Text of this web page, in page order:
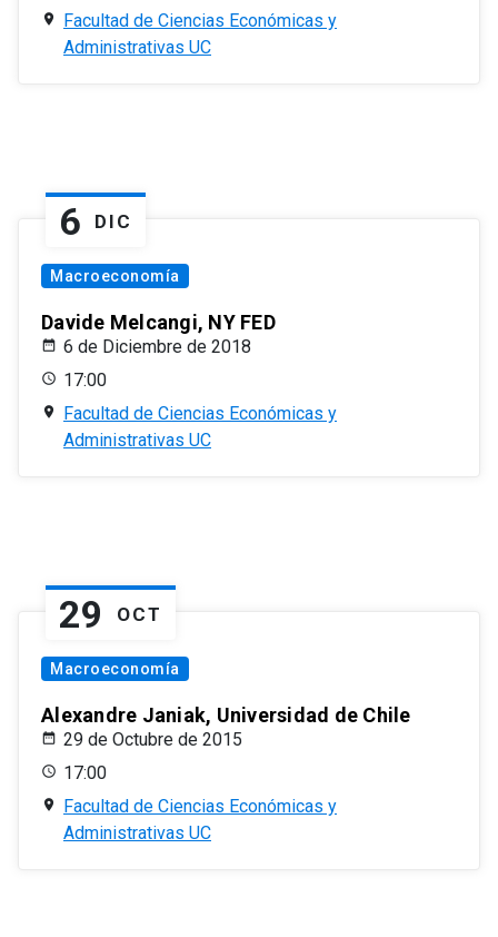
Facultad de Ciencias Económicas y
Administrativas UC
6 DIC
Macroeconomía
Davide Melcangi, NY FED
6 de Diciembre de 2018
17:00
Facultad de Ciencias Económicas y
Administrativas UC
29 OCT
Macroeconomía
Alexandre Janiak, Universidad de Chile
29 de Octubre de 2015
17:00
Facultad de Ciencias Económicas y
Administrativas UC